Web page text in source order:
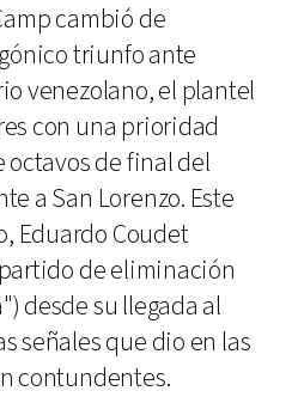
cambió de
triunfo ante
venezolano, el plantel
con una prioridad
octavos de final del
a San Lorenzo. Este
Eduardo Coudet
de eliminación
desde su llegada al
señales que dio en las
contundentes.